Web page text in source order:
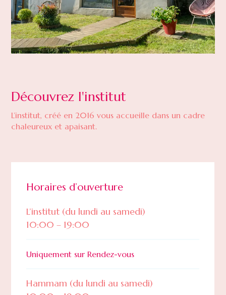
Découvrez l'institut
L’institut, créé en 2016 vous accueille dans un cadre
chaleureux et apaisant.
Horaires d’ouverture
L’institut (du lundi au samedi)
10:00 – 19:00
Uniquement sur Rendez-vous
Hammam (du lundi au samedi)